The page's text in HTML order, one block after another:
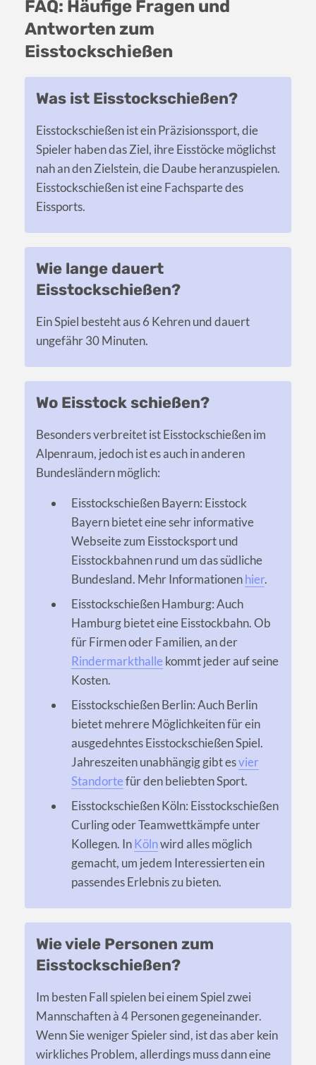
FAQ: Häufige Fragen und
Antworten zum
Eisstockschießen
Was ist Eisstockschießen?
Eisstockschießen ist ein Präzisionssport, die
Spieler haben das Ziel, ihre Eisstöcke möglichst
nah an den Zielstein, die Daube heranzuspielen.
Eisstockschießen ist eine Fachsparte des
Eissports.
Wie lange dauert
Eisstockschießen?
Ein Spiel besteht aus 6 Kehren und dauert
ungefähr 30 Minuten.
Wo Eisstock schießen?
Besonders verbreitet ist Eisstockschießen im
Alpenraum, jedoch ist es auch in anderen
Bundesländern möglich:
Eisstockschießen Bayern: Eisstock
Bayern bietet eine sehr informative
Webseite zum Eisstocksport und
Eisstockbahnen rund um das südliche
Bundesland. Mehr Informationenhier.
Eisstockschießen Hamburg: Auch
Hamburg bietet eine Eisstockbahn. Ob
für Firmen oder Familien, an der
Rindermarkthalle kommt jeder auf seine
Kosten.
Eisstockschießen Berlin: Auch Berlin
bietet mehrere Möglichkeiten für ein
ausgedehntes Eisstockschießen Spiel.
Jahreszeiten unabhängig gibt esvier
Standortefür den beliebten Sport.
Eisstockschießen Köln: Eisstockschießen
Curling oder Teamwettkämpfe unter
Kollegen. InKölnwird alles möglich
gemacht, um jedem Interessierten ein
passendes Erlebnis zu bieten.
Wie viele Personen zum
Eisstockschießen?
Im besten Fall spielen bei einem Spiel zwei
Mannschaften à 4 Personen gegeneinander.
Wenn Sie weniger Spieler sind, ist das aber kein
wirkliches Problem, allerdings muss dann eine